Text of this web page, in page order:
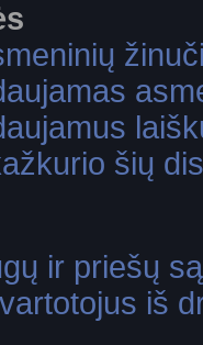
šių
ir priešų
iš